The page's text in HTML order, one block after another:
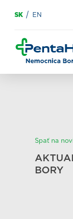
SK EN
Spať na
BORY